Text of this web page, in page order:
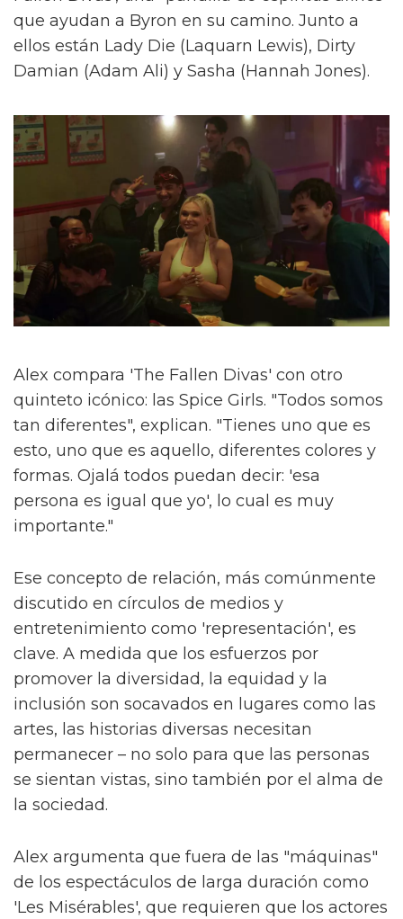
que ayudan a Byron en su camino. Junto a
ellos están Lady Die (Laquarn Lewis), Dirty
Damian (Adam Ali) y Sasha (Hannah Jones).
Alex compara 'The Fallen Divas' con otro
quinteto icónico: las Spice Girls. "Todos somos
tan diferentes", explican. "Tienes uno que es
esto, uno que es aquello, diferentes colores y
formas. Ojalá todos puedan decir: 'esa
persona es igual que yo', lo cual es muy
importante."
Ese concepto de relación, más comúnmente
discutido en círculos de medios y
entretenimiento como 'representación', es
clave. A medida que los esfuerzos por
promover la diversidad, la equidad y la
inclusión son socavados en lugares como las
artes, las historias diversas necesitan
permanecer – no solo para que las personas
se sientan vistas, sino también por el alma de
la sociedad.
Alex argumenta que fuera de las "máquinas"
de los espectáculos de larga duración como
'Les Misérables', que requieren que los actores